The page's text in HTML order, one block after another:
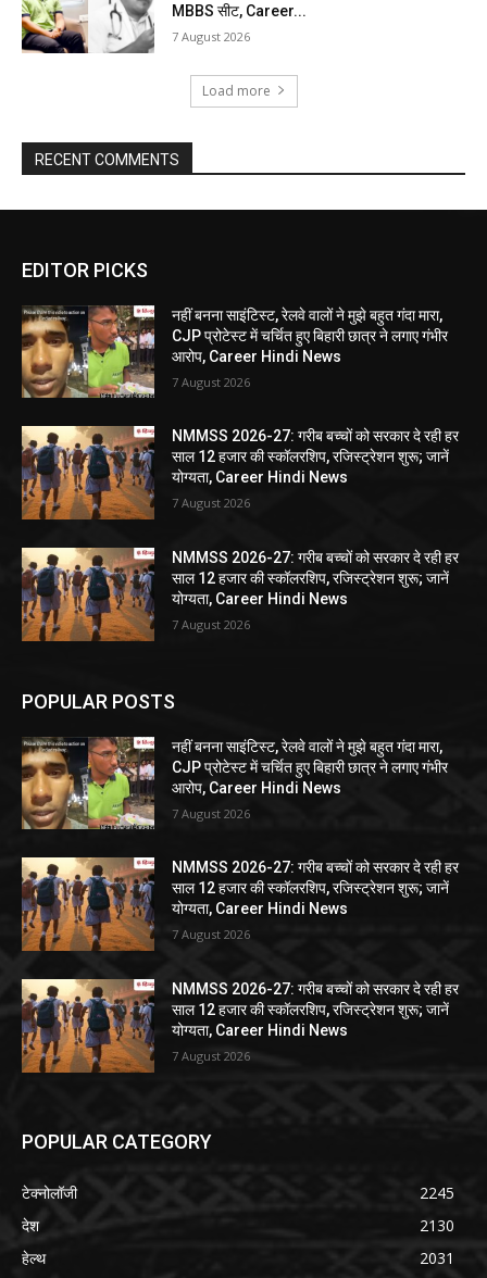
MBBS सीट, Career...
7 August 2026
Load more
RECENT COMMENTS
EDITOR PICKS
नहीं बनना साइंटिस्ट, रेलवे वालों ने मुझे बहुत गंदा मारा,
CJP प्रोटेस्ट में चर्चित हुए बिहारी छात्र ने लगाए गंभीर
आरोप, Career Hindi News
7 August 2026
NMMSS 2026-27: गरीब बच्चों को सरकार दे रही हर
साल 12 हजार की स्कॉलरशिप, रजिस्ट्रेशन शुरू; जानें
योग्यता, Career Hindi News
7 August 2026
NMMSS 2026-27: गरीब बच्चों को सरकार दे रही हर
साल 12 हजार की स्कॉलरशिप, रजिस्ट्रेशन शुरू; जानें
योग्यता, Career Hindi News
7 August 2026
POPULAR POSTS
नहीं बनना साइंटिस्ट, रेलवे वालों ने मुझे बहुत गंदा मारा,
CJP प्रोटेस्ट में चर्चित हुए बिहारी छात्र ने लगाए गंभीर
आरोप, Career Hindi News
7 August 2026
NMMSS 2026-27: गरीब बच्चों को सरकार दे रही हर
साल 12 हजार की स्कॉलरशिप, रजिस्ट्रेशन शुरू; जानें
योग्यता, Career Hindi News
7 August 2026
NMMSS 2026-27: गरीब बच्चों को सरकार दे रही हर
साल 12 हजार की स्कॉलरशिप, रजिस्ट्रेशन शुरू; जानें
योग्यता, Career Hindi News
7 August 2026
POPULAR CATEGORY
टेक्नोलॉजी
2245
देश
2130
हेल्थ
2031